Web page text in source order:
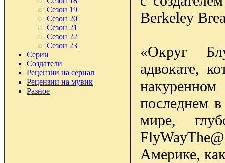
Сезон 19
Сезон 20
Сезон 21
Сезон 22
Сезон 23
Серии
Создатели
Рецензии на сериал
Рецензии на мувик
Разное
Berkeley
«Округ
адвокате,
последнем
мире,
Америке,